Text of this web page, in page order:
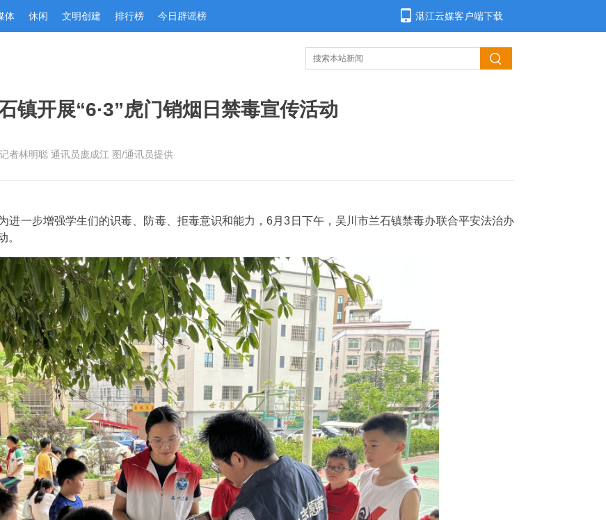
体 休闲 文明创建 排行榜 今日辟谣榜 湛江云媒客户端下载
镇开展“6·3”虎门销烟日禁毒宣传活动
者林明聪 通讯员庞成江 图/通讯员提供
进一步增强学生们的识毒、防毒、拒毒意识和能力，6月3日下午，吴川市兰石镇禁毒办联合平安法治办
。